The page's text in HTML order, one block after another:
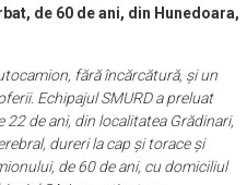
de 60 de ani, din Hunedoara,
fără încărcătură, și un
Echipajul SMURD a preluat
de ani, din localitatea Grădinari,
dureri la cap și torace și
de 60 de ani, cu domiciliul